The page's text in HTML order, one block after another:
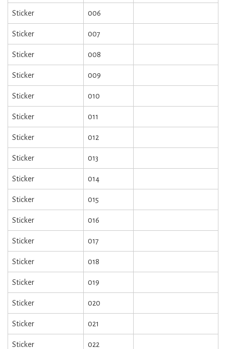
Sticker 006
Sticker 007
Sticker 008
Sticker 009
Sticker 010
Sticker 011
Sticker 012
Sticker 013
Sticker 014
Sticker 015
Sticker 016
Sticker 017
Sticker 018
Sticker 019
Sticker 020
Sticker 021
Sticker 022